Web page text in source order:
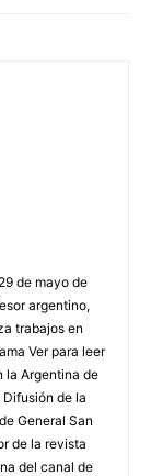
de mayo de
argentino,
trabajos en
Ver para leer
la Argentina de
de la
General San
de la revista
del canal de